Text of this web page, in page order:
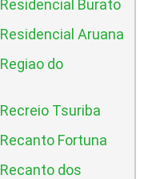
Burato
Aruana
do
Tsuriba
Fortuna
dos